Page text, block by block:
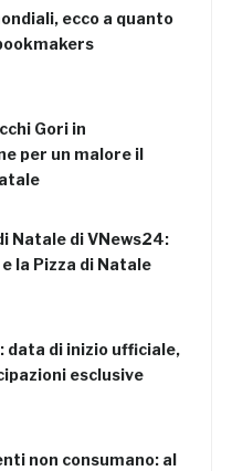
ecco a quanto
Gori in
per un malore il
Natale di VNews24:
e la Pizza di Natale
data di inizio ufficiale,
esclusive
non consumano: al